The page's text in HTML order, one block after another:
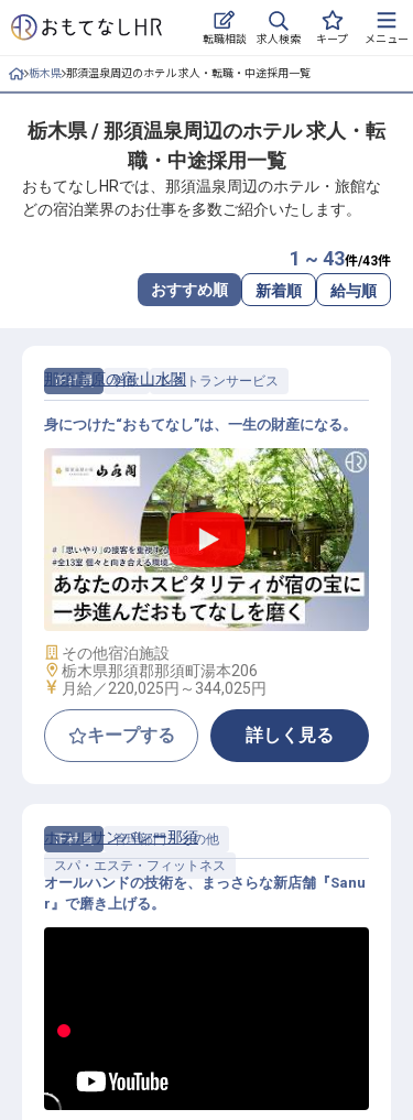
転職相談 求人検索 キープ メニュー
ログイン
求人・施設を探す
キープした求人
おもてなしHRについて
よくある質問
ホテル・宿泊業界情報コラム
転職サポートに申し込む
採用をお考えの企業様へ
栃木県 那須温泉周辺のホテル 求人・転職・中途採用一覧
栃木県 / 那須温泉周辺のホテル 求人・転
職・中途採用一覧
おもてなしHRでは、那須温泉周辺のホテル・旅館な
どの宿泊業界のお仕事を多数ご紹介いたします。
1 ~ 43件/43件
おすすめ順 新着順 給与順
正社員 料飲 レストランサービス
料飲サービス｜20〜30代活躍中／残
業月平均10h／月給22万円〜・年休1
05日
那須高原の宿 山水閣
身につけた“おもてなし”は、一生の財産になる。
施設業態
その他宿泊施設
勤務地
栃木県那須郡那須町湯本206
給与
月給／220,025円～ 344,025円
キープする 詳しく見る
正社員
管理部門・その他
スパ・エステ・フィットネス
／経験者・有資格者優遇
ホテルサンバレー那須
オールハンドの技術を、まっさらな新店舗『Sanu
r』で磨き上げる。